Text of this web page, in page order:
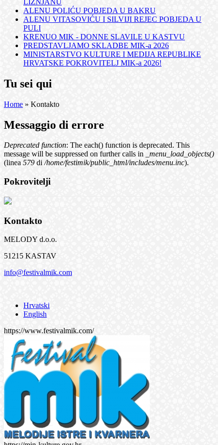
ALENU POLIĆU POBJEDA U BAKRU
ALENU VITASOVIĆU I SILVIJI REJEC POBJEDA U
PULI
KRENUO MIK - DONNE SLAVILE U KASTVU
PREDSTAVLJAMO SKLADBE MIK-a 2026
MINISTARSTVO KULTURE I MEDIJA REPUBLIKE
HRVATSKE POKROVITELJ MIK-a 2026!
Tu sei qui
Home » Kontakto
Messaggio di errore
Deprecated function: The each() function is deprecated. This
message will be suppressed on further calls in
_menu_load_objects()
(linea 579 di/home/festimik/public_html/includes/menu.inc).
Pokrovitelji
Kontakto
MELODY d.o.o.
51215 KASTAV
info@festivalmik.com
Hrvatski
English
https://www.festivalmik.com/